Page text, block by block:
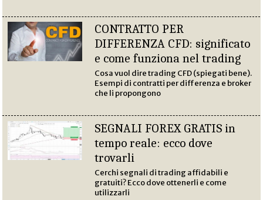
CONTRATTO PER
DIFFERENZA CFD: significato
e come funziona nel trading
Cosa vuol dire trading CFD (spiegati bene).
Esempi di contratti per differenza e broker
che li propongono
SEGNALI FOREX GRATIS in
tempo reale: ecco dove
trovarli
Cerchi segnali di trading affidabili e
gratuiti? Ecco dove ottenerli e come
utilizzarli